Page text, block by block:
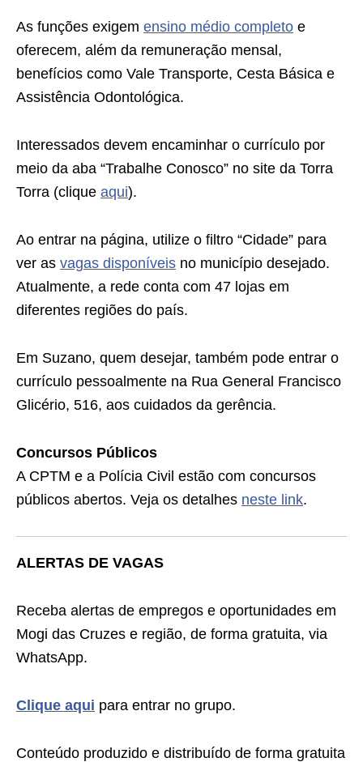
As funções exigem ensino médio completo e
oferecem, além da remuneração mensal,
benefícios como Vale Transporte, Cesta Básica e
Assistência Odontológica.
Interessados devem encaminhar o currículo por
meio da aba “Trabalhe Conosco” no site da Torra
Torra (clique aqui).
Ao entrar na página, utilize o filtro “Cidade” para
ver as vagas disponíveis no município desejado.
Atualmente, a rede conta com 47 lojas em
diferentes regiões do país.
Em Suzano, quem desejar, também pode entrar o
currículo pessoalmente na Rua General Francisco
Glicério, 516, aos cuidados da gerência.
Concursos Públicos
A CPTM e a Polícia Civil estão com concursos
públicos abertos. Veja os detalhes neste link.
ALERTAS DE VAGAS
Receba alertas de empregos e oportunidades em
Mogi das Cruzes e região, de forma gratuita, via
WhatsApp.
Clique aqui para entrar no grupo.
Conteúdo produzido e distribuído de forma gratuita